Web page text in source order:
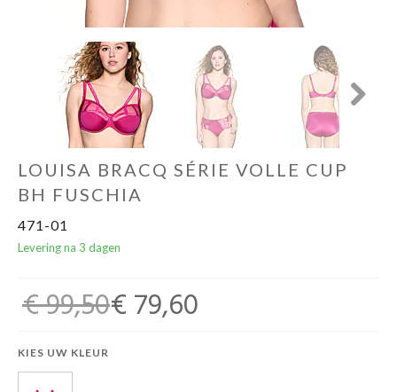
Over ons
Cadeaubon
LOUISA BRACQ SÉRIE VOLLE CUP
BH FUSCHIA
471-01
Levering na 3 dagen
€ 99,50€ 79,60
KIES UW KLEUR